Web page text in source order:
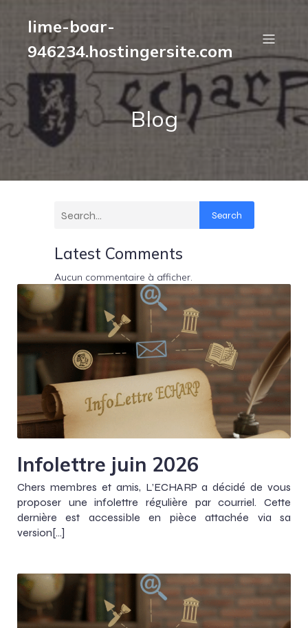
lime-boar-
946234.hostingersite.com
Blog
Search
Latest Comments
Aucun commentaire à afficher.
Infolettre juin 2026
Chers membres et amis, L’ECHARP a décidé de vous
proposer une infolettre régulière par courriel. Cette
dernière est accessible en pièce attachée via sa
version[…]